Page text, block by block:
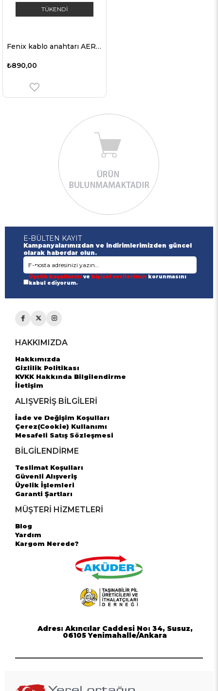
TÜKENDI
Fenix kablo anahtarı AER-05 sadece Fenix TK16 V2.0 ve PD36TAC için uygundur
₺890,00
E-BÜLTEN KAYIT
Kampanyalarımızdan ve indirimlerimizden güncel
olarak haberdar olun.
Üyelik koşullarınıve kişisel verilerimin korunmasını
kabul ediyorum.
HAKKIMIZDA
Hakkımızda
Gizlilik Politikası
KVKK Hakkında Bilgilendirme
İletişim
ALIŞVERİŞ BİLGİLERİ
İade ve Değişim Koşulları
Çerez(Cookie) Kullanımı
Mesafeli Satış Sözleşmesi
BİLGİLENDİRME
Teslimat Koşulları
Güvenli Alışveriş
Üyelik İşlemleri
Garanti Şartları
MÜŞTERİ HİZMETLERİ
Blog
Yardım
Kargom Nerede?
Adres: Akıncılar Caddesi No: 34, Susuz,
06105 Yenimahalle/Ankara